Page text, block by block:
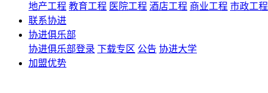
地产工程 教育工程 医院工程 酒店工程 商业工程 市政工程
联系协进
协进俱乐部
协进俱乐部登录 下载专区 公告 协进大学
加盟优势